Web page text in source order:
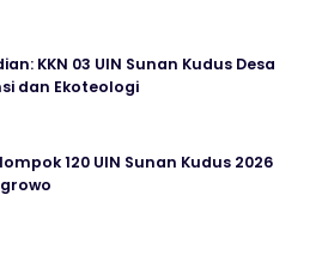
KKN 03 UIN Sunan Kudus Desa
dan Ekoteologi
120 UIN Sunan Kudus 2026